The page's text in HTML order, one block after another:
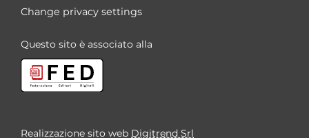
Change privacy settings
Questo sito è associato alla
Realizzazione sito web Digitrend Srl